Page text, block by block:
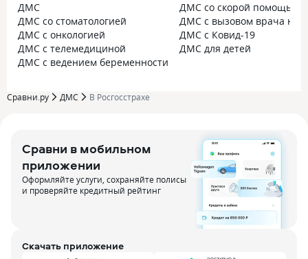
ДМС
ДМС со стоматологией
ДМС с онкологией
ДМС с телемедициной
ДМС с ведением беременности
ДМС со скорой помощью
ДМС с вызовом врача на
ДМС с Ковид-19
ДМС для детей
Сравни.ру ДМС В Росгосстрахе
Сравни в мобильном
приложении
Оформляйте услуги, сохраняйте полисы
и проверяйте кредитный рейтинг
Скачать приложение